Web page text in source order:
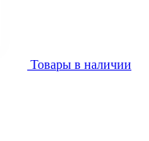
Товары в наличии